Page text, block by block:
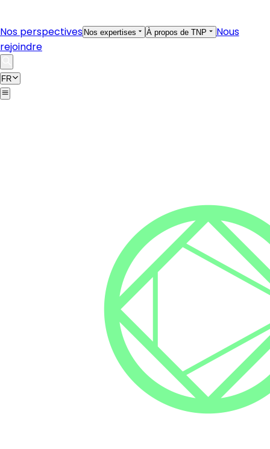
Nos perspectives Nos expertises À propos de TNP
Nous
rejoindre
FR